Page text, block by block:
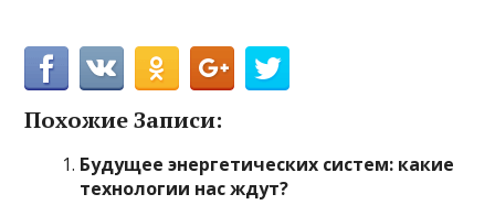
Похожие Записи:
Будущее энергетических систем: какие
технологии нас ждут?